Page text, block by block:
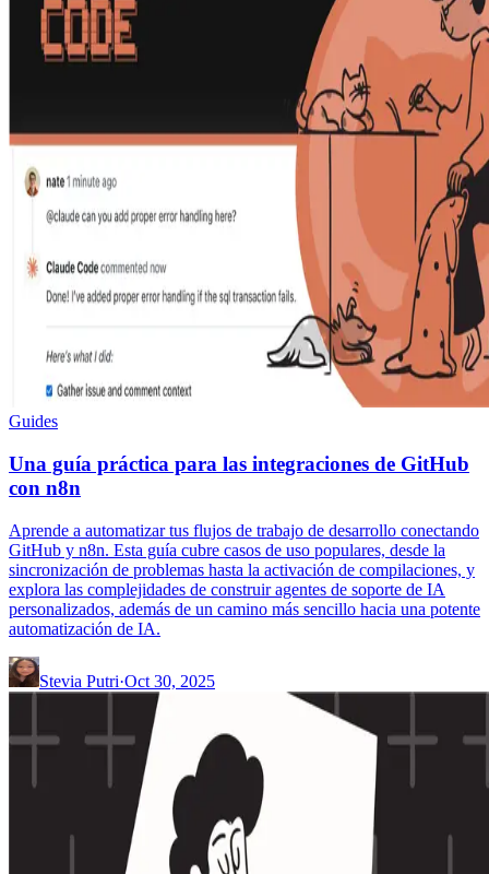
Guides
Una guía práctica para las integraciones de GitHub
con n8n
Aprende a automatizar tus flujos de trabajo de desarrollo conectando
GitHub y n8n. Esta guía cubre casos de uso populares, desde la
sincronización de problemas hasta la activación de compilaciones, y
explora las complejidades de construir agentes de soporte de IA
personalizados, además de un camino más sencillo hacia una potente
automatización de IA.
Stevia Putri·Oct 30, 2025